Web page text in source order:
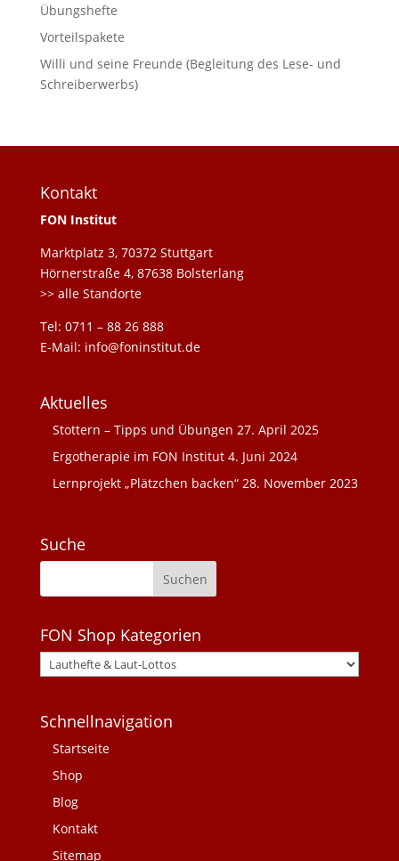
Übungshefte
Vorteilspakete
Willi und seine Freunde (Begleitung des Lese- und
Schreiberwerbs)
Kontakt
FON Institut
Marktplatz 3, 70372 Stuttgart
Hörnerstraße 4, 87638 Bolsterlang
>> alle Standorte
Tel: 0711 – 88 26 888
E-Mail: info@foninstitut.de
Aktuelles
Stottern – Tipps und Übungen 27. April 2025
Ergotherapie im FON Institut 4. Juni 2024
Lernprojekt „Plätzchen backen“ 28. November 2023
Suche
FON Shop Kategorien
Schnellnavigation
Startseite
Shop
Blog
Kontakt
Sitemap